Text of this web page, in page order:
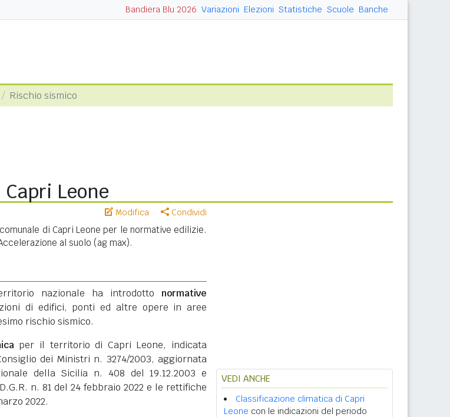
Bandiera Blu 2026 Variazioni Elezioni Statistiche Scuole Banche
Rischio sismico
Leone
Modifica Condividi
di Capri Leone per le normative edilizie.
al suolo (ag max).
nazionale ha introdotto normative
di edifici, ponti ed altre opere in aree
rischio sismico.
per il territorio di Capri Leone, indicata
dei Ministri n. 3274/2003, aggiornata
della Sicilia n. 408 del 19.12.2003 e
n. 81 del 24 febbraio 2022 e le rettifiche
2022.
VEDI ANCHE
Classificazione climatica di Capri
Leone con le indicazioni del periodo